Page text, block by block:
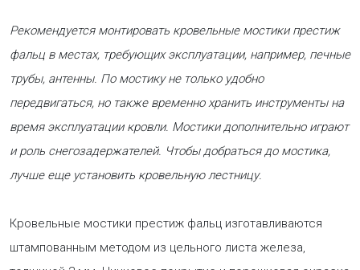
Рекомендуется монтировать кровельные мостики престиж
фальц в местах, требующих эксплуатации, например, печные
трубы, антенны. По мостику не только удобно
передвигаться, но также временно хранить инструменты на
время эксплуатации кровли. Мостики дополнительно играют
и роль снегозадержателей. Чтобы добраться до мостика,
лучше еще установить кровельную лестницу.
Кровельные мостики престиж фальц изготавливаются
штампованным методом из цельного листа железа,